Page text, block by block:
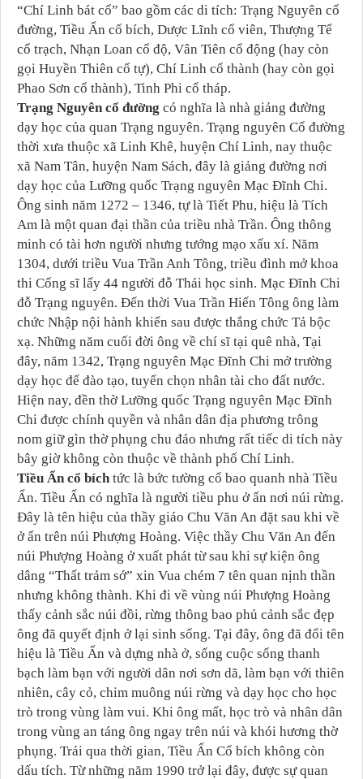
“Chí Linh bát cổ” bao gồm các di tích: Trạng Nguyên cổ
đường, Tiều Ẩn cổ bích, Dược Lĩnh cổ viên, Thượng Tể
cổ trạch, Nhạn Loan cổ độ, Vân Tiên cổ động (hay còn
gọi Huyền Thiên cổ tự), Chí Linh cổ thành (hay còn gọi
Phao Sơn cổ thành), Tinh Phi cổ tháp.
Trạng Nguyên cổ đường có nghĩa là nhà giảng đường
dạy học của quan Trạng nguyên. Trạng nguyên Cổ đường
thời xưa thuộc xã Linh Khê, huyện Chí Linh, nay thuộc
xã Nam Tân, huyện Nam Sách, đây là giảng đường nơi
dạy học của Lưỡng quốc Trạng nguyên Mạc Đĩnh Chi.
Ông sinh năm 1272 – 1346, tự là Tiết Phu, hiệu là Tích
Am là một quan đại thần của triều nhà Trần. Ông thông
minh có tài hơn người nhưng tướng mạo xấu xí. Năm
1304, dưới triều Vua Trần Anh Tông, triều đình mở khoa
thi Cống sĩ lấy 44 người đỗ Thái học sinh. Mạc Đĩnh Chi
đỗ Trạng nguyên. Đến thời Vua Trần Hiến Tông ông làm
chức Nhập nội hành khiển sau được thắng chức Tả bộc
xạ. Những năm cuối đời ông về chí sĩ tại quê nhà, Tại
đây, năm 1342, Trạng nguyên Mạc Đĩnh Chi mở trường
dạy học để đào tạo, tuyển chọn nhân tài cho đất nước.
Hiện nay, đền thờ Lưỡng quốc Trạng nguyên Mạc Đĩnh
Chi được chính quyền và nhân dân địa phương trông
nom giữ gìn thờ phụng chu đáo nhưng rất tiếc di tích này
bây giờ không còn thuộc về thành phố Chí Linh.
Tiều Ẩn cổ bíchtức là bức tường cổ bao quanh nhà Tiều
Ẩn. Tiều Ẩn có nghĩa là người tiều phu ở ẩn nơi núi rừng.
Đây là tên hiệu của thầy giáo Chu Văn An đặt sau khi về
ở ẩn trên núi Phượng Hoàng. Việc thầy Chu Văn An đến
núi Phượng Hoàng ở xuất phát từ sau khi sự kiện ông
dâng “Thất trảm sớ” xin Vua chém 7 tên quan nịnh thần
nhưng không thành. Khi đi về vùng núi Phượng Hoàng
thấy cảnh sắc núi đồi, rừng thông bao phủ cảnh sắc đẹp
ông đã quyết định ở lại sinh sống. Tại đây, ông đã đổi tên
hiệu là Tiều Ẩn và dựng nhà ở, sống cuộc sống thanh
bạch làm bạn với người dân nơi sơn dã, làm bạn với thiên
nhiên, cây cỏ, chim muông núi rừng và dạy học cho học
trò trong vùng làm vui. Khi ông mất, học trò và nhân dân
trong vùng an táng ông ngay trên núi và khói hương thờ
phụng. Trải qua thời gian, Tiều Ẩn Cổ bích không còn
dấu tích. Từ những năm 1990 trở lại đây, được sự quan